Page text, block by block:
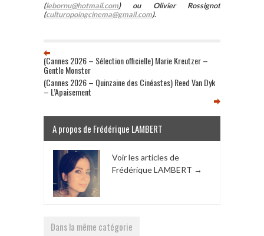
(lebornu@hotmail.com) ou Olivier Rossignot
(culturopoingcinema@gmail.com).
(Cannes 2026 – Sélection officielle) Marie Kreutzer –
Gentle Monster
(Cannes 2026 – Quinzaine des Cinéastes) Reed Van Dyk
– L’Apaisement
A propos de Frédérique LAMBERT
Voir les articles de
Frédérique LAMBERT →
Dans la même catégorie